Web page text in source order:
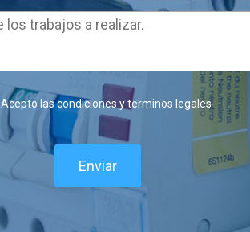
Acepto las condiciones y terminos legales
Enviar